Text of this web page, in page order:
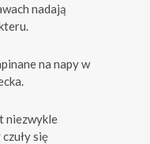
nadają
na napy w
niezwykle
się